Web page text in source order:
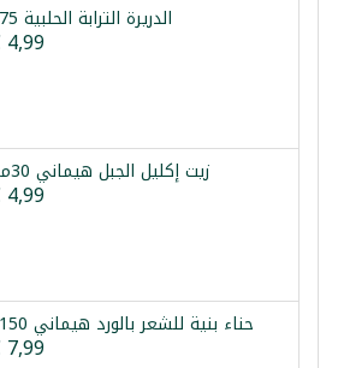
الدريرة الترابة الحلبية 75غ
زيت إكليل الجبل هيماني 30مل
حناء بنية للشعر بالورد هيماني 150غ